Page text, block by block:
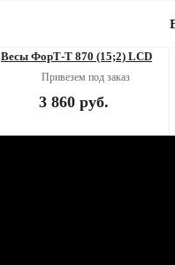
Весы ФорТ-Т 870 (15;2) LCD
Привезем под заказ
3 860руб.